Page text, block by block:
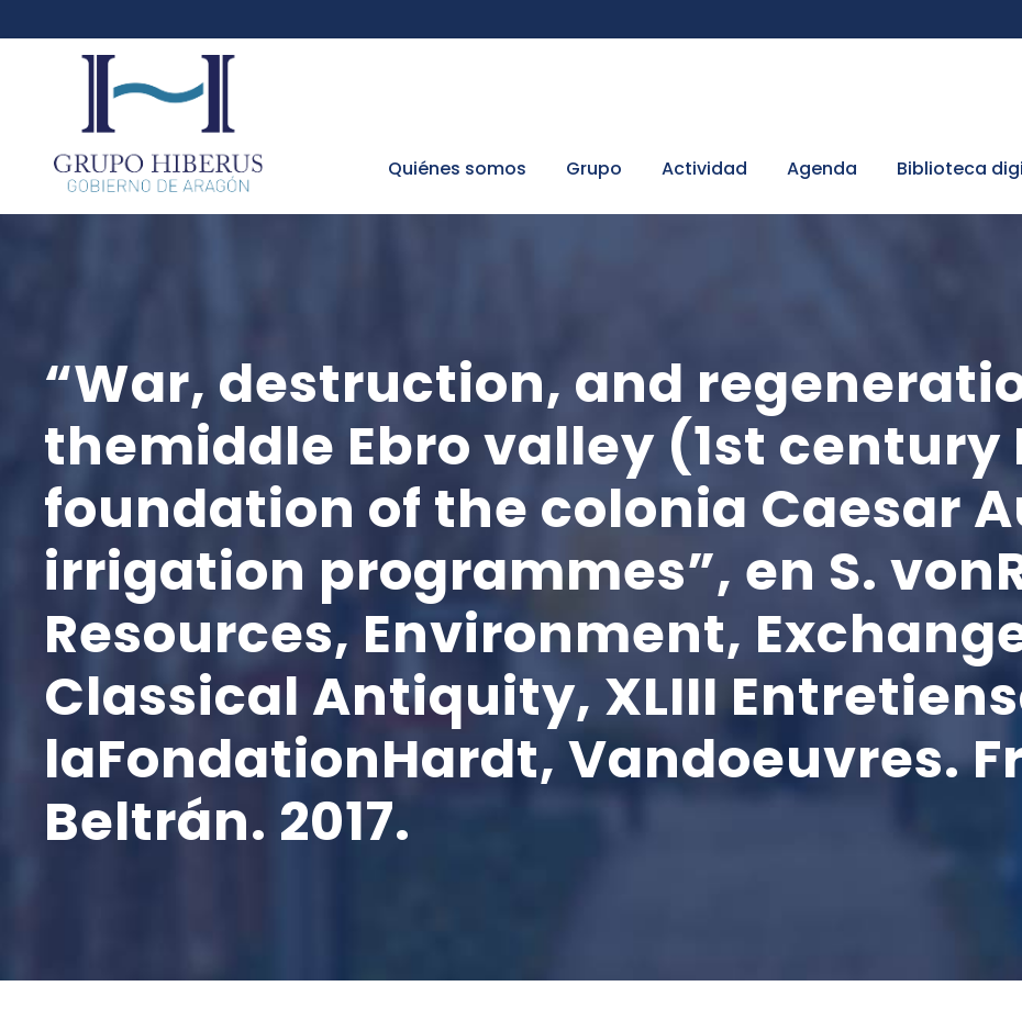
Quiénes somos Grupo Actividad Agenda Biblioteca
“War, destruction, and
themiddle Ebro valley (1st century
foundation of the colonia Caesar
irrigation programmes”, en S.
Resources, Environment,
Classical Antiquity, XLIII
laFondationHardt, Vandoeuvres.
Beltrán. 2017.